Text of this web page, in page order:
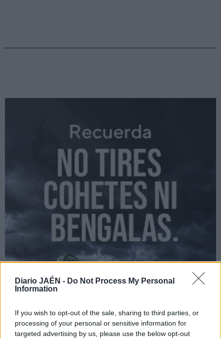
Diario JAÉN - Do Not Process My Personal
Information
If you wish to opt-out of the sale, sharing to third parties, or
processing of your personal or sensitive information for
targeted advertising by us, please use the below opt-out